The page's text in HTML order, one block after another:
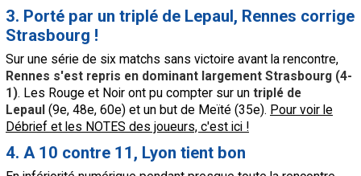
3. Porté par un triplé de Lepaul, Rennes corrige
Strasbourg !
Sur une série de six matchs sans victoire avant la rencontre,
Rennes s'est repris en dominant largement Strasbourg (4-
1). Les Rouge et Noir ont pu compter sur un triplé de
Lepaul (9e, 48e, 60e) et un but de Meïté (35e). Pour voir le
Débrief et les NOTES des joueurs, c'est ici !
4. A 10 contre 11, Lyon tient bon